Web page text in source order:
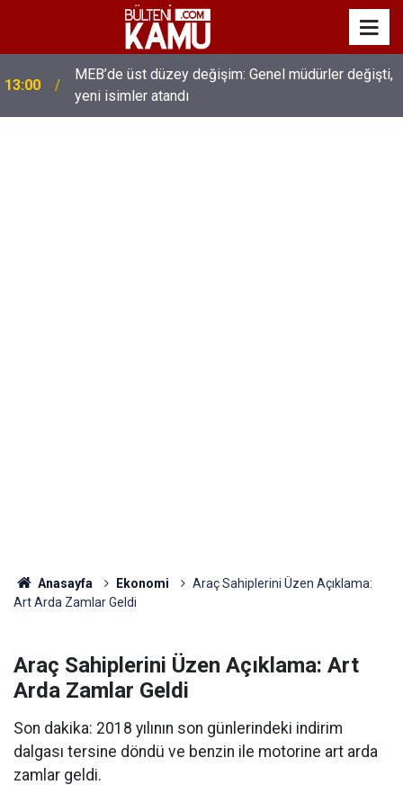
13:00
MEB’de üst düzey değişim: Genel müdürler değişti,
yeni isimler atandı
Anasayfa Ekonomi
Araç Sahiplerini Üzen Açıklama:
Art Arda Zamlar Geldi
Araç Sahiplerini Üzen Açıklama: Art
Arda Zamlar Geldi
Son dakika: 2018 yılının son günlerindeki indirim
dalgası tersine döndü ve benzin ile motorine art arda
zamlar geldi.